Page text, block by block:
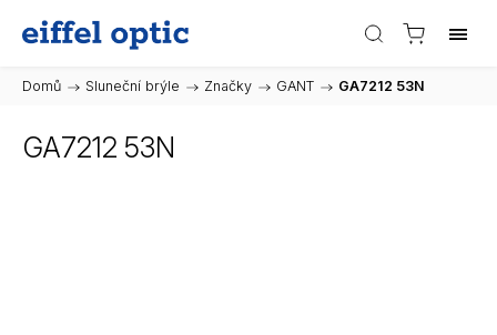
Domů / Sluneční brýle / Značky / GANT / GA7212 53N
GA7212 53N